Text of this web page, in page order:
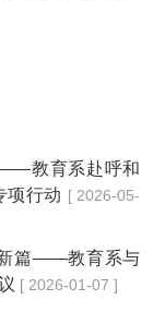
教育系赴呼和
项行动 [ 2026-05-
篇——教育系与
[ 2026-01-07 ]